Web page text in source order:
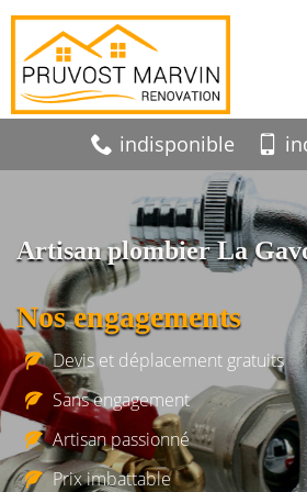
indisponible
Artisan plombier La
Nos engagements
Devis et déplacement gratuits
Sans engagement
Artisan passionné
Prix imbattable